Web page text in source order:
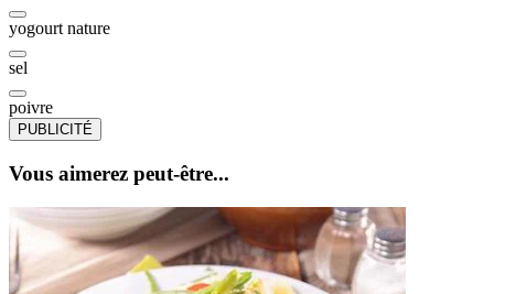
yogourt nature
sel
poivre
PUBLICITÉ
Vous aimerez peut-être...